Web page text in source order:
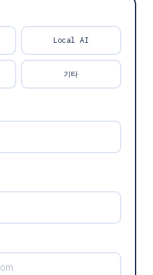
Local AI
기타